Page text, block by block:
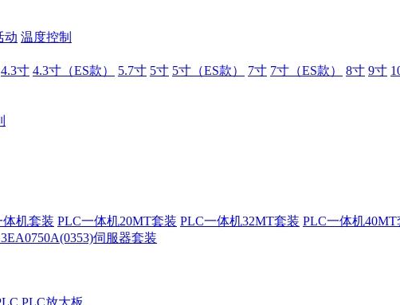
动 温度控制
4.3寸 4.3寸（ES款） 5.7寸 5寸 5寸（ES款） 7寸 7寸（ES款） 8寸 9寸
机套装 PLC一体机20MT套装 PLC一体机32MT套装 PLC一体机40MT
伺服器套装
PLC放大板